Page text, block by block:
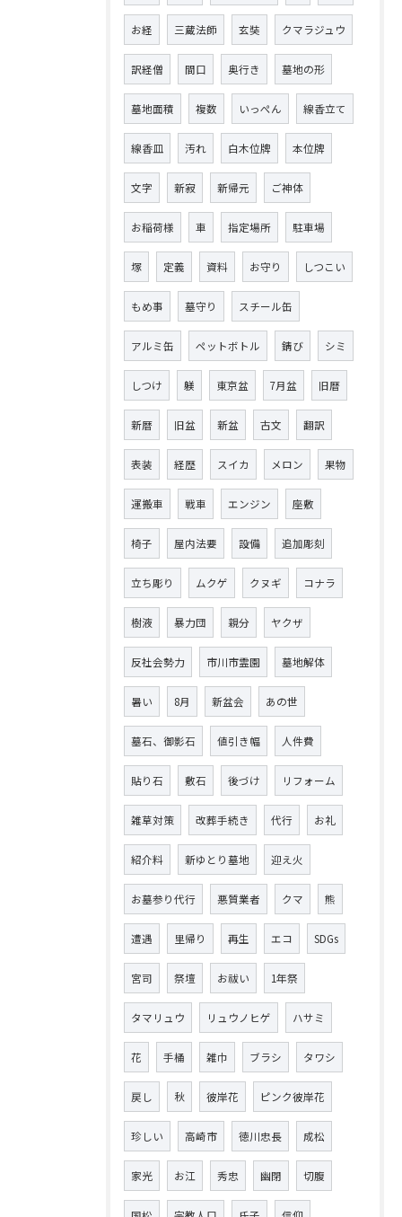
お経 三蔵法師 玄奘 クマラジュウ
訳経僧 間口 奥行き 墓地の形
墓地面積 複数 いっぺん 線香立て
線香皿 汚れ 白木位牌 本位牌
文字 新寂 新帰元 ご神体
お稲荷様 車 指定場所 駐車場
塚 定義 資料 お守り しつこい
もめ事 墓守り スチール缶
アルミ缶 ペットボトル 錆び シミ
しつけ 躾 東京盆 7月盆 旧暦
新暦 旧盆 新盆 古文 翻訳
表装 経歴 スイカ メロン 果物
運搬車 戦車 エンジン 座敷
椅子 屋内法要 設備 追加彫刻
立ち彫り ムクゲ クヌギ コナラ
樹液 暴力団 親分 ヤクザ
反社会勢力 市川市霊園 墓地解体
暑い 8月 新盆会 あの世
墓石、御影石 値引き幅 人件費
貼り石 敷石 後づけ リフォーム
雑草対策 改葬手続き 代行 お礼
紹介料 新ゆとり墓地 迎え火
お墓参り代行 悪質業者 クマ 熊
遭遇 里帰り 再生 エコ SDGs
宮司 祭壇 お祓い 1年祭
タマリュウ リュウノヒゲ ハサミ
花 手桶 雑巾 ブラシ タワシ
戻し 秋 彼岸花 ピンク彼岸花
珍しい 高崎市 徳川忠長 成松
家光 お江 秀忠 幽閉 切腹